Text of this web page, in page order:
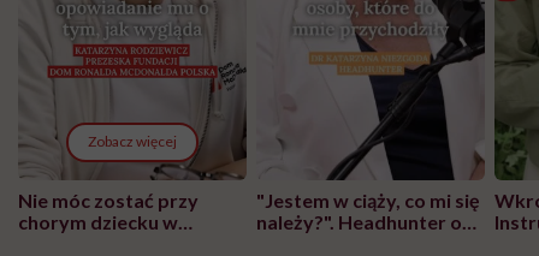
Zobacz więcej
Nie móc zostać przy
chorym dziecku w
"Jestem w ciąży, co mi się
należy?". Headhunter o